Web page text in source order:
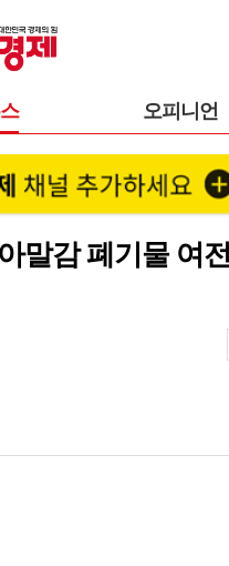
오피니언
말감 폐기물 여